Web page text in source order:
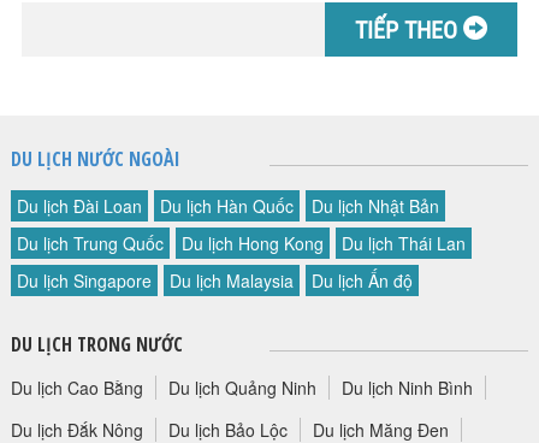
TIẾP THEO
DU LỊCH NƯỚC NGOÀI
Du lịch Đài Loan Du lịch Hàn Quốc
Du lịch Nhật Bản
Du lịch Trung Quốc
Du lịch Hong Kong
Du lịch Thái Lan
Du lịch Singapore
Du lịch Malaysia Du lịch Ấn độ
DU LỊCH TRONG NƯỚC
Du lịch Cao Bằng Du lịch Quảng Ninh
Du lịch Ninh Bình
Du lịch Đắk Nông
Du lịch Bảo Lộc
Du lịch Măng Đen